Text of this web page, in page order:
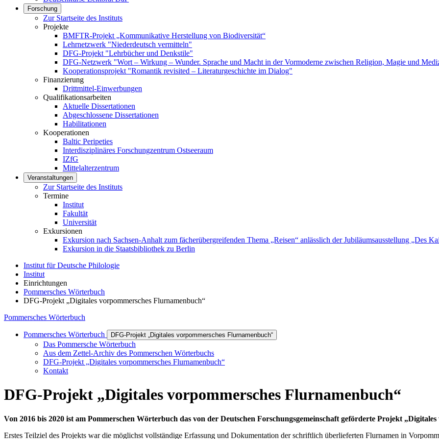
Forschung
Zur Startseite des Instituts
Projekte
BMFTR-Projekt „Kommunikative Herstellung von Biodiversität“
Lehrnetzwerk "Niederdeutsch vermitteln"
DFG-Projekt "Lehrbücher und Denkstile"
DFG-Netzwerk "Wort – Wirkung – Wunder. Sprache und Macht in der Vormoderne zwischen Religion, Magie und
Kooperationsprojekt "Romantik revisited – Literaturgeschichte im Dialog"
Finanzierung
Drittmittel-Einwerbungen
Qualifikationsarbeiten
Aktuelle Dissertationen
Abgeschlossene Dissertationen
Habilitationen
Kooperationen
Baltic Peripeties
Interdisziplinäres Forschungzentrum Ostseeraum
IZfG
Mittelalterzentrum
Veranstaltungen
Zur Startseite des Instituts
Termine
Institut
Fakultät
Universität
Exkursionen
Exkursion nach Sachsen-Anhalt zum fächerübergreifenden Thema „Reisen“ anlässlich der Jubiläumsausstellung „Des
Exkursion in die Staatsbibliothek zu Berlin
Institut für Deutsche Philologie
Institut
Einrichtungen
Pommersches Wörterbuch
DFG-Projekt „Digitales vorpommersches Flurnamenbuch“
Pommersches Wörterbuch
Pommersches Wörterbuch DFG-Projekt „Digitales vorpommersches Flurnamenbuch“
Das Pommersche Wörterbuch
Aus dem Zettel-Archiv des Pommerschen Wörterbuchs
DFG-Projekt „Digitales vorpommersches Flurnamenbuch“
Kontakt
DFG-Projekt „Digitales vorpommersches Flurnamenbuch“
Von 2016 bis 2020 ist am Pommerschen Wörterbuch das von der Deutschen Forschungsgemeinschaft geförderte Projekt
Erstes Teilziel des Projekts war die möglichst vollständige Erfassung und Dokumentation der schriftlich überlieferten Flurnamen in